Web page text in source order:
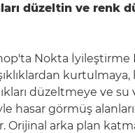
düzeltin ve renk
Nokta İyileştirme
kurtulmaya,
düzeltmeye ve su
hasar görmüş
Orijinal arka plan